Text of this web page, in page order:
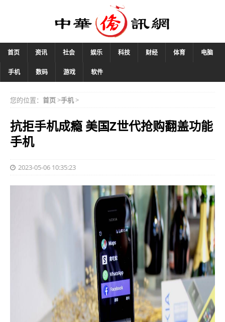
首页 资讯 社会 娱乐 科技 财经 体育 电脑
手机 数码 游戏 软件
您的位置： 首页>手机>
抗拒手机成瘾 美国Z世代抢购翻盖功能
手机
2023-05-06 10:35:23